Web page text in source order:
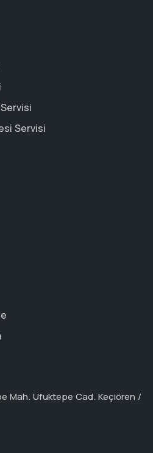
Servisi
Mah. Ufuktepe Cad. Keçiören /